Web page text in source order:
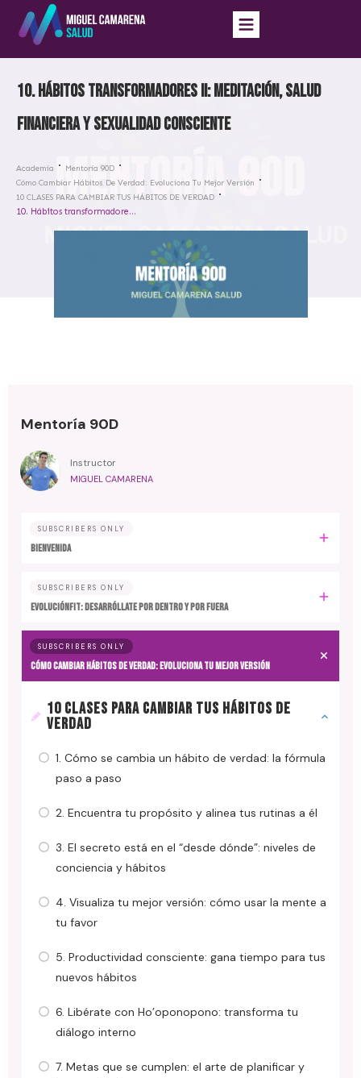
10. Hábitos transformadores II: meditación, salud
financiera y sexualidad consciente
Academia
Mentoría 90D
Cómo Cambiar Hábitos De Verdad: Evoluciona Tu Mejor Versión
10 CLASES PARA CAMBIAR TUS HÁBITOS DE VERDAD
10. Hábitos transformadores II: meditación, salud financiera y sexualidad consciente
Mentoría 90D
Instructor
MIGUEL CAMARENA
SUBSCRIBERS ONLY
BIENVENIDA
SUBSCRIBERS ONLY
EvoluciónFit: desarróllate por dentro y por fuera
SUBSCRIBERS ONLY
Cómo cambiar hábitos de verdad: evoluciona tu mejor versión
10 CLASES PARA CAMBIAR TUS HÁBITOS DE
VERDAD
1. Cómo se cambia un hábito de verdad: la fórmula
paso a paso
2. Encuentra tu propósito y alinea tus rutinas a él
3. El secreto está en el “desde dónde”: niveles de
conciencia y hábitos
4. Visualiza tu mejor versión: cómo usar la mente a
tu favor
5. Productividad consciente: gana tiempo para tus
nuevos hábitos
6. Libérate con Ho’oponopono: transforma tu
diálogo interno
7. Metas que se cumplen: el arte de planificar y